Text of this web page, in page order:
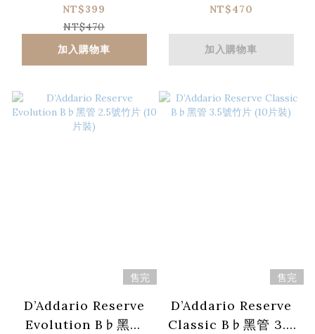
裝)
NT$399
NT$470
加入購物車
裝)
NT$470
加入購物車
售完
D’Addario Reserve
Evolution B♭黑管
售完
D’Addario Reserve
Classic B♭黑管 3.5